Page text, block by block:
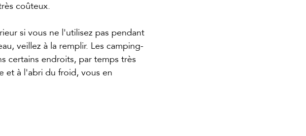
coûteux.
si vous ne l'utilisez pas pendant
veillez à la remplir. Les camping-
certains endroits, par temps très
et à l'abri du froid, vous en